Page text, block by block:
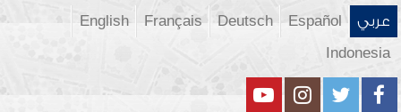
عربي Español
Deutsch
Français
English
Indonesia